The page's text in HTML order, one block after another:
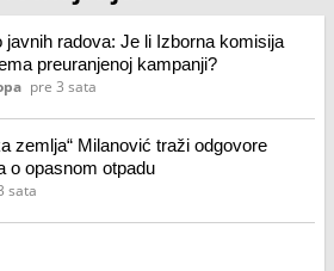
javnih radova: Je li Izborna komisija
preuranjenoj kampanji?
pre 3 sata
zemlja“ Milanović traži odgovore
o opasnom otpadu
sata